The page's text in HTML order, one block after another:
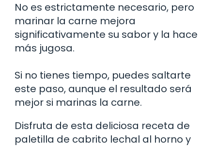
No es estrictamente necesario, pero
marinar la carne mejora
significativamente su sabor y la hace
más jugosa.
Si no tienes tiempo, puedes saltarte
este paso, aunque el resultado será
mejor si marinas la carne.
Disfruta de esta deliciosa receta de
paletilla de cabrito lechal al horno y